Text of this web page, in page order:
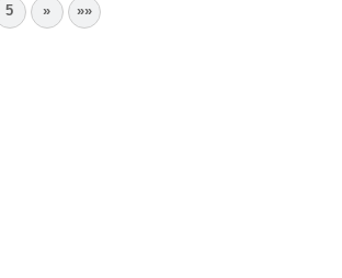
5 » »»